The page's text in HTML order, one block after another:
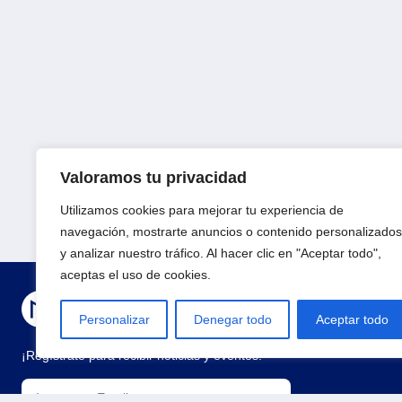
Valoramos tu privacidad
Utilizamos cookies para mejorar tu experiencia de
navegación, mostrarte anuncios o contenido personalizados
y analizar nuestro tráfico. Al hacer clic en "Aceptar todo",
aceptas el uso de cookies.
Personalizar Denegar todo Aceptar todo
¡Regístrate para recibir noticias y eventos!